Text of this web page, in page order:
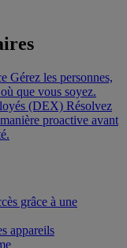
Gérez les personnes,
que vous soyez.
(DEX) Résolvez
proactive avant
grâce à une
appareils